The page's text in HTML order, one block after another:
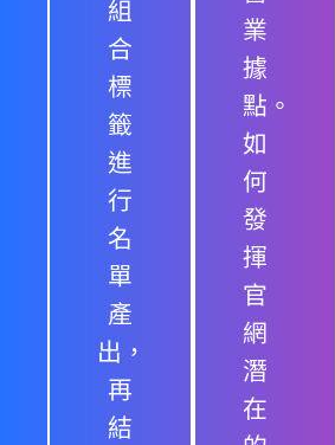
組
合
標
籤
進
行
名
單
產
出，
再
結
業
據
點。
如
何
發
揮
官
網
潛
在